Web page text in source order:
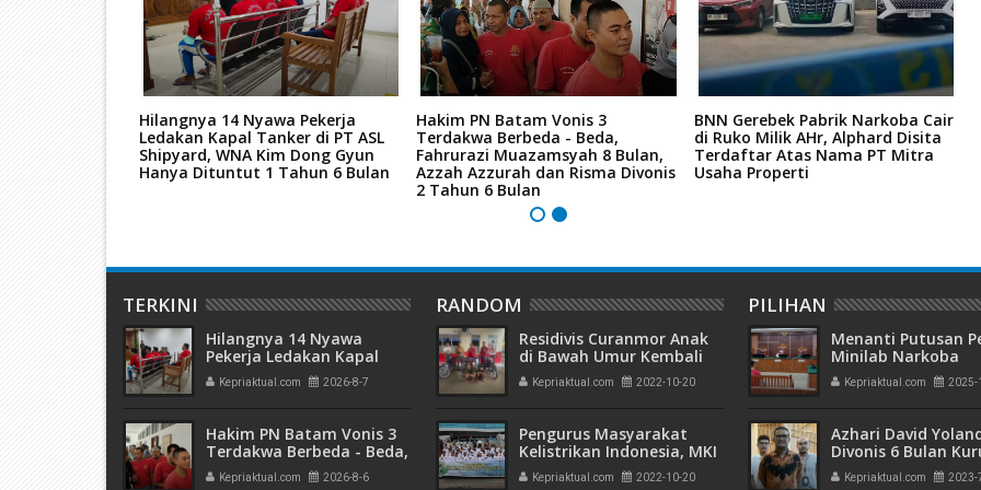
Hilangnya 14 Nyawa Pekerja
Ledakan Kapal Tanker di PT ASL
Shipyard, WNA Kim Dong Gyun
Hanya Dituntut 1 Tahun 6 Bulan
Hakim PN Batam Vonis 3
Terdakwa Berbeda - Beda,
Fahrurazi Muazamsyah 8 Bulan,
Azzah Azzurah dan Risma Divonis
2 Tahun 6 Bulan
BNN Gerebek Pabrik Narkoba Cair
di Ruko Milik AHr, Alphard Disita
Terdaftar Atas Nama PT Mitra
Usaha Properti
TERKINI
Hilangnya 14 Nyawa
Pekerja Ledakan Kapal
Tanker di PT ASL Shipyard,
WNA Kim Dong Gyun
Bulan
Kepriaktual.com 2026-8-7
Hakim PN Batam Vonis 3
Terdakwa Berbeda - Beda,
Fahrurazi Muazamsyah 8
Kepriaktual.com 2026-8-6
RANDOM
Residivis Curanmor Anak
di Bawah Umur Kembali
Beraksi
Kepriaktual.com 2022-10-20
Pengurus Masyarakat
Kelistrikan Indonesia, MKI
Wilayah Kepri Resmi
Kepriaktual.com 2022-10-20
PILIHAN
Menanti Putusan
Minilab Narkoba
Terdakwa Touzen
"Loloskah dari
Kepriaktual.com 2025-
Azhari David
Divonis 6 Bulan
dan Rehabilitasi 10
Kepriaktual.com 2023-